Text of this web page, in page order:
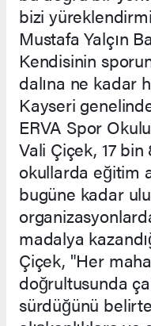
bizi
Mustafa Yalçın
Kendisinin
dalına ne kadar
Kayseri
ERVA Spor
Vali Çiçek, 17
okullarda eğitim
bugüne kadar
madalya
Çiçek, "Her
doğrultusunda
sürdüğünü